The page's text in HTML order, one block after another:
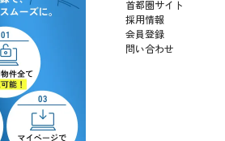
首都圏サイト
採用情報
会員登録
問い合わせ